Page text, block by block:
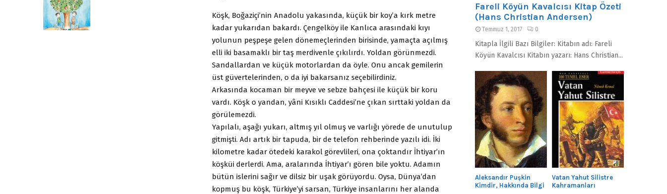
Köşk, Boğaziçi’nin Anadolu yakasında, küçük bir koy’a kırk metre
kadar yukarıdan bakardı. Çengelköy ile Kanlıca arasındaki kıyı
yolunun peşpeşe gelen dönemeçlerinden birisinde, yamaçta açılmış
elli iki basamaklı bir taş merdivenle çıkılırdı. Yoldan görünmezdi.
Sandallardan ve küçük motorlardan da öyle. Onu ancak gemilerin
üst güvertelerinden, o da iyi bakarsanız seçebilirdiniz.
Arkasında kocaman bir meyve ve sebze bahçesi ile küçük bir koru
vardı. Köşk o yandan, yâni Kısıklı Caddesi’ne çıkan sırttaki yoldan da
görülemezdi.
Yapılalı, aşağı yukarı, altmış yıl olmuş ve varlığı yörede de unutulup
gitmişti. Adı artık bir tapuda, bir de telefon rehberinde yazılı idi. İki
kilometre kadar ötedeki karakol görevlileri, ona çoktandır İhtiyar’ın
köşküi derlerdi. Ama, aralarında İhtiyar’ı gören bile yoktu. Adamın
bütün islerini sağır ve dilsiz bir uşak görüyordu. Oysa, Dünya’dan
kopmuş bu köşk, Türkiye’yi sarsan, Türkiye insanlarını her alanda
Fareli Köyün Kavalcısı Kitap Özeti
(Hans Christian Andersen)
Temmuz 1, 2017 0
Kitapla İlgili Bazı Bilgiler: Kitabın adı: Fareli
Köyün Kavalcısı Kitabın yazarı: Hans Christian...
Aleksandır Puşkin
Kimdir, Hakkında Bilgi
Vatan Yahut Silistre
Kahramanları